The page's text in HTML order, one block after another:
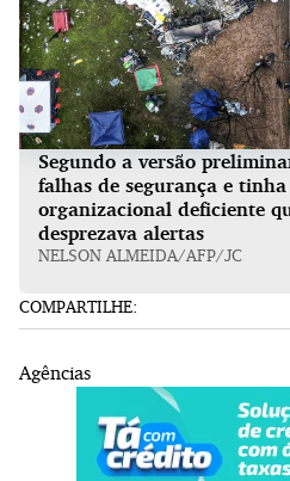
Segundo a versão
falhas de segurança e
organizacional deficiente
desprezava alertas
NELSON ALMEIDA/AFP/JC
COMPARTILHE:
Agências